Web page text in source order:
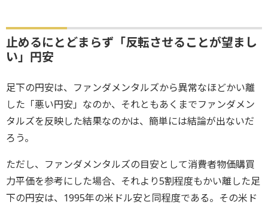
止めるにとどまらず「反転させることが望まし
い」円安
足下の円安は、ファンダメンタルズから異常なほどかい離
した「悪い円安」なのか、それともあくまでファンダメン
タルズを反映した結果なのかは、簡単には結論が出ないだ
ろう。
ただし、ファンダメンタルズの目安として消費者物価購買
力平価を参考にした場合、それより5割程度もかい離した足
下の円安は、1995年の米ドル安と同程度である。その米ド